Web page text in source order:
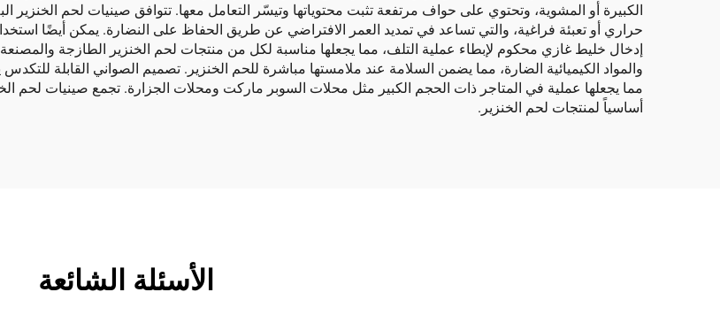
الكبيرة أو المشوية، وتحتوي على حواف مرتفعة تثبت محتوياتها وتيسّر التعامل معها. تتوافق صينيات لحم الخنزير
والمواد الكيميائية الضارة، مما يضمن السلامة عند ملامستها مباشرة للحم الخنزير. تصميم الصواني القابلة
مما يجعلها عملية في المتاجر ذات الحجم الكبير مثل محلات السوبر ماركت ومحلات الجزارة. تجمع صينيات لحم
أساسياً لمنتجات لحم الخنزير.
الأسئلة الشائعة